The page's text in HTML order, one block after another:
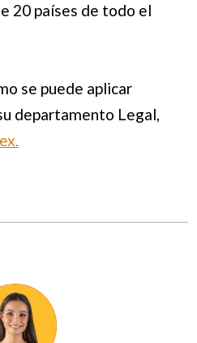
20 países de todo el
se puede aplicar
departamento Legal,